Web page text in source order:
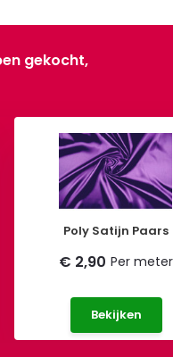
gekocht,
Poly Satijn Paars
€ 2,90 Per meter
Bekijken